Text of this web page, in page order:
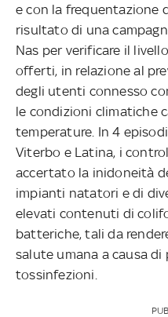
e con la frequentazione
risultato di una
Nas per verificare il
offerti, in relazione al
degli utenti connesso
le condizioni climatiche
temperature. In 4
Viterbo e Latina, i
accertato la inidoneità
impianti natatori e di
elevati contenuti di
batteriche, tali da
salute umana a causa
tossinfezioni.